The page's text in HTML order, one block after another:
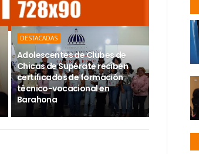
DESTACADAS
Adolescentes de Clubes de
Chicas de Supérate reciben
certificados de formación
técnico-vocacional en
Barahona